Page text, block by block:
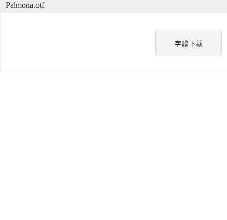
字體下載
Palmona.otf